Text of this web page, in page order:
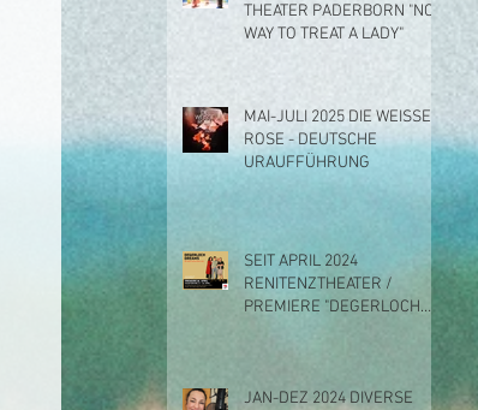
THEATER PADERBORN "NO
WAY TO TREAT A LADY"
MAI-JULI 2025 DIE WEISSE
ROSE - DEUTSCHE
URAUFFÜHRUNG
SEIT APRIL 2024
RENITENZTHEATER /
PREMIERE "DEGERLOCH
JAN-DEZ 2024 DIVERSE